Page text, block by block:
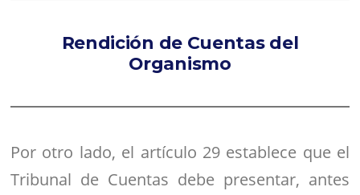
Rendición de Cuentas del
Organismo
Por otro lado, el artículo 29 establece que el
Tribunal de Cuentas debe presentar, antes